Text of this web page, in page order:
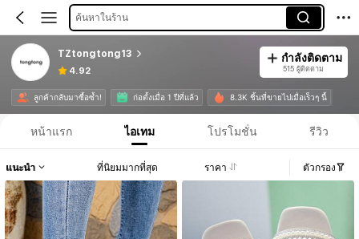
ค้นหาในร้าน
TZtongtong13
4.92
กำลังติดตาม
515 ผู้ติดตาม
ลูกค้ากลับมาซื้อซ้ำ! ก่อตั้งเมื่อ 1 ปีที่แล้ว 8.3K ชิ้นที่ขายไปเมื่อเร็วๆ นี้
หน้าแรก ไอเทม โปรโมชั่น รีวิว
แนะนำ ที่นิยมมากที่สุด ราคา ตัวกรอง